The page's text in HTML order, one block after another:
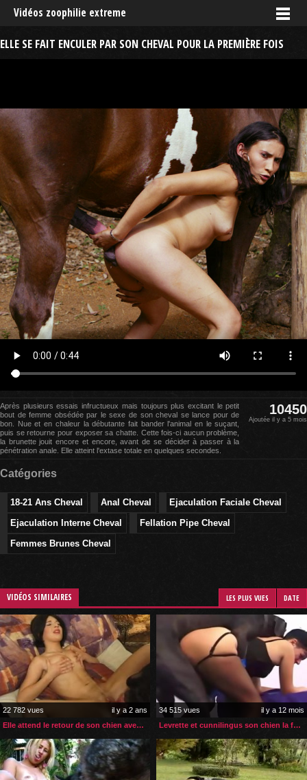
Vidéos zoophilie extreme
ELLE SE FAIT ENCULER PAR SON CHEVAL POUR LA PREMIÈRE FOIS
Après plusieurs essais infructueux mais toujours plus excitant le petit
bout de femme obsédée par le sexe de son cheval se lance pour de
bon. Nue et en chaleur la débutante fait bander l'animal en le suçant,
puis se retourne pour exposer sa chatte. Cette fois-ci aucun problème,
la brunette jouit encore et encore, avant de se décider à passer à la
pénétration anale. Elle atteint l'extase totale en quelques secondes.
10450
Ajoutée il y a 5 mois
Catégories
18-21 Ans Cheval Anal Cheval
Ejaculation Faciale Cheval
Ejaculation Interne Cheval
Fellation Pipe Cheval
Femmes Brunes Cheval
VIDÉOS SIMILAIRES LES PLUS VUES DATE
22 782 vues
il y a 2 ans
Elle attend le retour de son chien avec son gode dans la chatte
34 515 vues
il y a 12 mois
Levrette et cunnilingus son chien la fait jouir à fond